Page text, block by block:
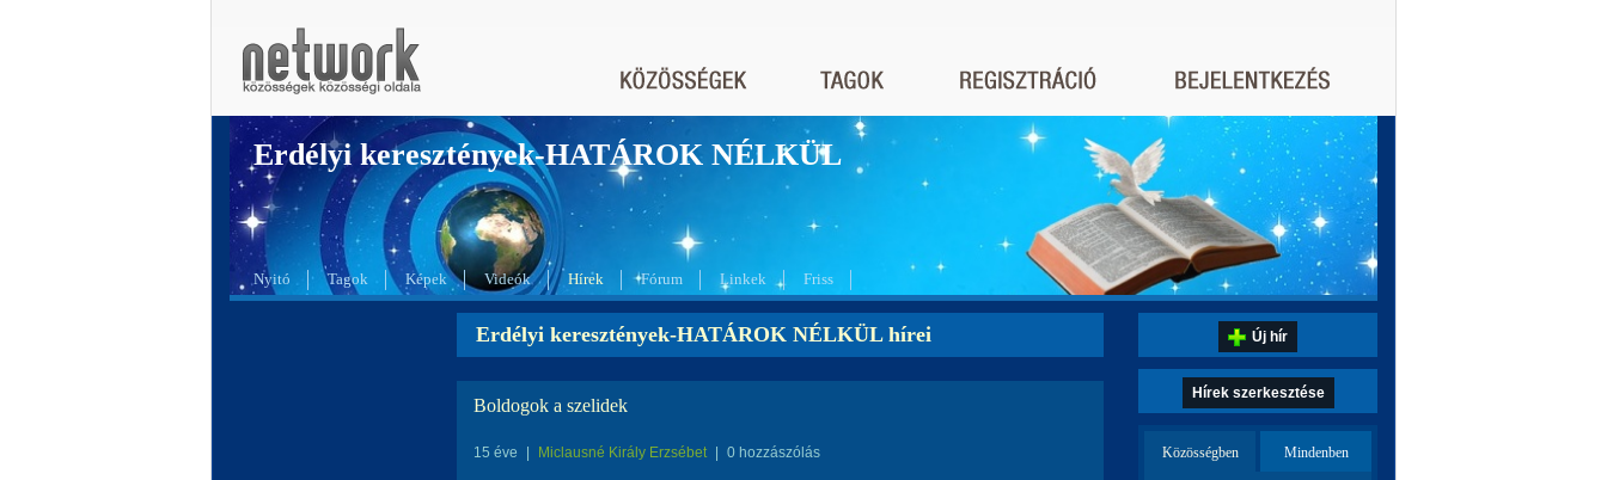
Erdélyi keresztények-HATÁROK NÉLKÜL
Nyitó Tagok Képek Videók Hírek Fórum Linkek Friss
Erdélyi keresztények-HATÁROK NÉLKÜL hírei
Boldogok a szelidek
15 éve Miclausné Király Erzsébet 0 hozzászólás
Új hír
Hírek szerkesztése
Közösségben Mindenben